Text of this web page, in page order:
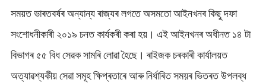
সময়ত ভাৰতবৰ্ষৰ অন্যান্য ৰাজ্যৰ লগতে অসমতো আইনখনৰ কিছু দফা
সংশোধনীকাৰী ২০১৯ চনত কাৰ্যকৰী কৰা হয়। এই আইনখনৰ অধীনত ১৪ টা
বিভাগৰ ৫৫ বিধ সেৱক সামৰি লোৱা হৈছে। ৰাইজক চৰকাৰী কাৰ্যালয়ত
অত্যাৱশ্যকীয় সেৱা সমূহ ক্ষিপ্ৰতাৰে আৰু নিৰ্ধাৰিত সময়ৰ ভিতৰত উপলব্ধ